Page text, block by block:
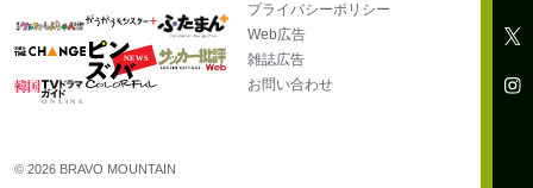
プライバシーポリシー
Web広告
雑誌広告
お問い合わせ
© 2026 BRAVO MOUNTAIN